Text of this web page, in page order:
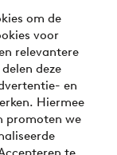
om de
voor
relevantere
deze
en
Hiermee
promoten we
?